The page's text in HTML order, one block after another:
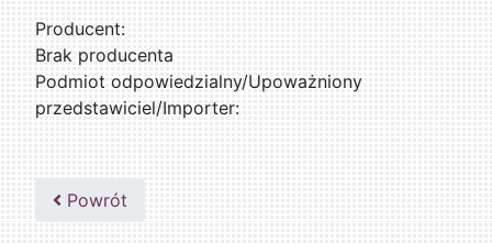
Producent:
Brak producenta
Podmiot odpowiedzialny/Upoważniony
przedstawiciel/Importer:
Powrót